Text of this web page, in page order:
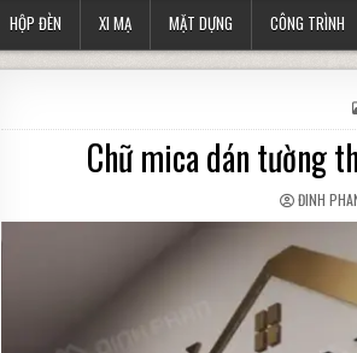
HỘP ĐÈN XI MẠ MẶT DỰNG CÔNG TRÌNH
Chữ mica dán tường
AUTHOR:
ĐINH